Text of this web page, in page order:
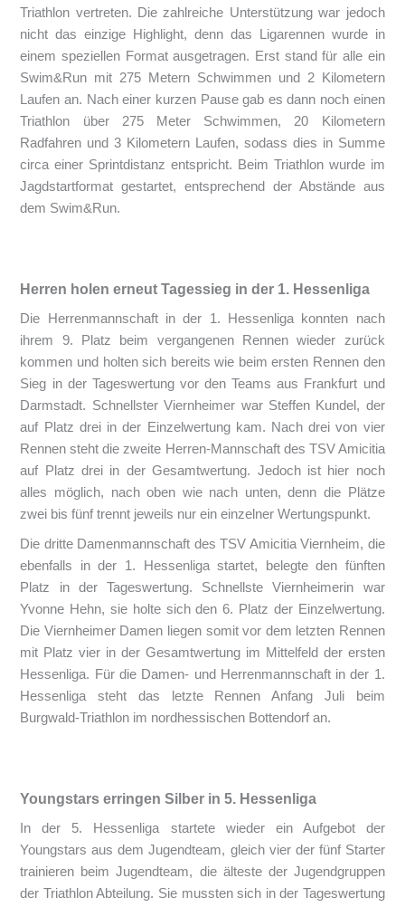
Triathlon vertreten. Die zahlreiche Unterstützung war jedoch
nicht das einzige Highlight, denn das Ligarennen wurde in
einem speziellen Format ausgetragen. Erst stand für alle ein
Swim&Run mit 275 Metern Schwimmen und 2 Kilometern
Laufen an. Nach einer kurzen Pause gab es dann noch einen
Triathlon über 275 Meter Schwimmen, 20 Kilometern
Radfahren und 3 Kilometern Laufen, sodass dies in Summe
circa einer Sprintdistanz entspricht. Beim Triathlon wurde im
Jagdstartformat gestartet, entsprechend der Abstände aus
dem Swim&Run.
Herren holen erneut Tagessieg in der 1. Hessenliga
Die Herrenmannschaft in der 1. Hessenliga konnten nach
ihrem 9. Platz beim vergangenen Rennen wieder zurück
kommen und holten sich bereits wie beim ersten Rennen den
Sieg in der Tageswertung vor den Teams aus Frankfurt und
Darmstadt. Schnellster Viernheimer war Steffen Kundel, der
auf Platz drei in der Einzelwertung kam. Nach drei von vier
Rennen steht die zweite Herren-Mannschaft des TSV Amicitia
auf Platz drei in der Gesamtwertung. Jedoch ist hier noch
alles möglich, nach oben wie nach unten, denn die Plätze
zwei bis fünf trennt jeweils nur ein einzelner Wertungspunkt.
Die dritte Damenmannschaft des TSV Amicitia Viernheim, die
ebenfalls in der 1. Hessenliga startet, belegte den fünften
Platz in der Tageswertung. Schnellste Viernheimerin war
Yvonne Hehn, sie holte sich den 6. Platz der Einzelwertung.
Die Viernheimer Damen liegen somit vor dem letzten Rennen
mit Platz vier in der Gesamtwertung im Mittelfeld der ersten
Hessenliga. Für die Damen- und Herrenmannschaft in der 1.
Hessenliga steht das letzte Rennen Anfang Juli beim
Burgwald-Triathlon im nordhessischen Bottendorf an.
Youngstars erringen Silber in 5. Hessenliga
In der 5. Hessenliga startete wieder ein Aufgebot der
Youngstars aus dem Jugendteam, gleich vier der fünf Starter
trainieren beim Jugendteam, die älteste der Jugendgruppen
der Triathlon Abteilung. Sie mussten sich in der Tageswertung